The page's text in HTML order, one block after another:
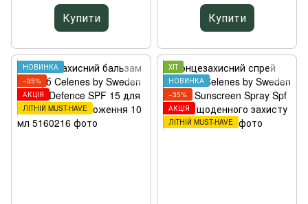
Купити Купити
НОВИНКА
−35%
АКЦІЯ
ЛІТНІЙ MUST-HAVE
ХІТ
НОВИНКА
−35%
АКЦІЯ
ЛІТНІЙ MUST-HAVE